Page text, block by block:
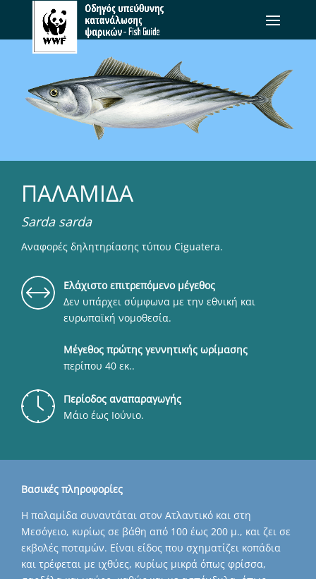
ΠΑΛΑΜΙΔΑ
Sarda sarda
Αναφορές δηλητηρίασης τύπου Ciguatera.
Eλάχιστο επιτρεπόμενο μέγεθος
Δεν υπάρχει σύμφωνα με την εθνική και
ευρωπαϊκή νομοθεσία.
Μέγεθος πρώτης γεννητικής ωρίμασης
περίπου 40 εκ..
Περίοδος αναπαραγωγής
Μάιο έως Ιούνιο.
Βασικές πληροφορίες
Η παλαμίδα συναντάται στον Ατλαντικό και στη
Μεσόγειο, κυρίως σε βάθη από 100 έως 200 μ., και ζει σε
εκβολές ποταμών. Είναι είδος που σχηματίζει κοπάδια
και τρέφεται με ιχθύες, κυρίως μικρά όπως φρίσσα,